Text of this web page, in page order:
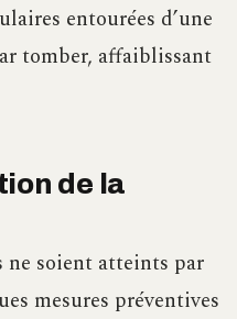
entourées d’une
tomber, affaiblissant
de la
ne soient atteints par
mesures préventives